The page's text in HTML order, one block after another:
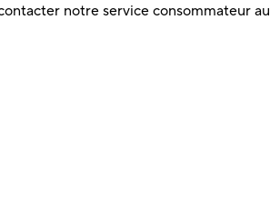
notre service consommateur au